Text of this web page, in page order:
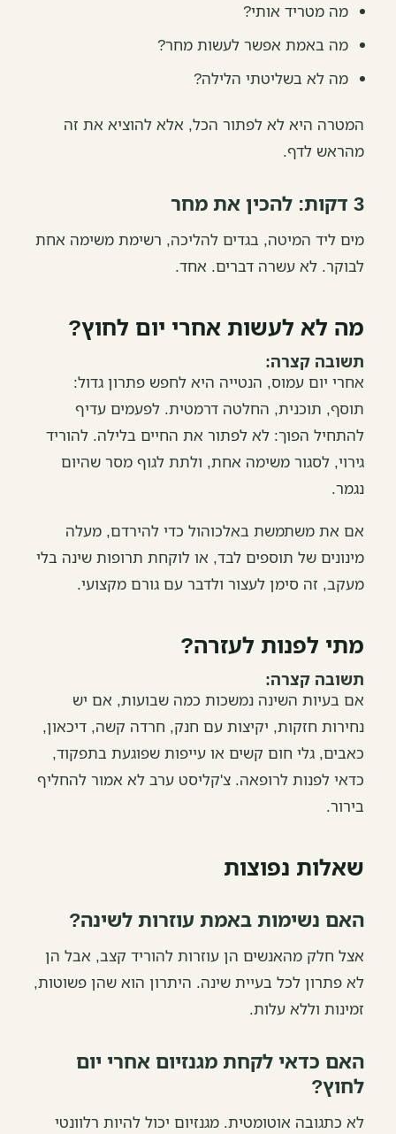
מה מטריד אותי?
מה באמת אפשר לעשות מחר?
מה לא בשליטתי הלילה?
המטרה היא לא לפתור הכל, אלא להוציא את זה
מהראש לדף.
3 דקות: להכין את מחר
מים ליד המיטה, בגדים להליכה, רשימת משימה אחת
לבוקר. לא עשרה דברים. אחד.
מה לא לעשות אחרי יום לחוץ?
תשובה קצרה:
אחרי יום עמוס, הנטייה היא לחפש פתרון גדול:
תוסף, תוכנית, החלטה דרמטית. לפעמים עדיף
להתחיל הפוך: לא לפתור את החיים בלילה. להוריד
גירוי, לסגור משימה אחת, ולתת לגוף מסר שהיום
נגמר.
אם את משתמשת באלכוהול כדי להירדם, מעלה
מינונים של תוספים לבד, או לוקחת תרופות שינה בלי
מעקב, זה סימן לעצור ולדבר עם גורם מקצועי.
מתי לפנות לעזרה?
תשובה קצרה:
אם בעיות השינה נמשכות כמה שבועות, אם יש
נחירות חזקות, יקיצות עם חנק, חרדה קשה, דיכאון,
כאבים, גלי חום קשים או עייפות שפוגעת בתפקוד,
כדאי לפנות לרופאה. צ'קליסט ערב לא אמור להחליף
בירור.
שאלות נפוצות
האם נשימות באמת עוזרות לשינה?
אצל חלק מהאנשים הן עוזרות להוריד קצב, אבל הן
לא פתרון לכל בעיית שינה. היתרון הוא שהן פשוטות,
זמינות וללא עלות.
האם כדאי לקחת מגנזיום אחרי יום
לחוץ?
לא כתגובה אוטומטית. מגנזיום יכול להיות רלוונטי